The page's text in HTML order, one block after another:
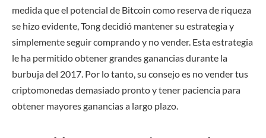
medida que el potencial de Bitcoin como reserva de riqueza
se hizo evidente, Tong decidió mantener su estrategia y
simplemente seguir comprando y no vender. Esta estrategia
le ha permitido obtener grandes ganancias durante la
burbuja del 2017. Por lo tanto, su consejo es no vender tus
criptomonedas demasiado pronto y tener paciencia para
obtener mayores ganancias a largo plazo.